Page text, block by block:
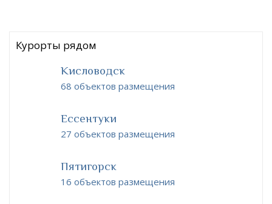
Курорты рядом
Кисловодск
68 объектов размещения
Ессентуки
27 объектов размещения
Пятигорск
16 объектов размещения